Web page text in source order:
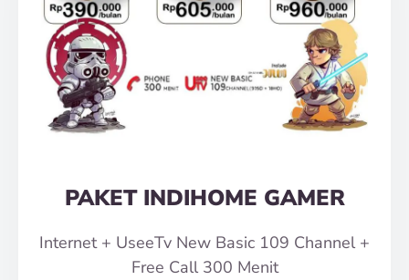
PAKET INDIHOME GAMER
Internet + UseeTv New Basic 109 Channel +
Free Call 300 Menit